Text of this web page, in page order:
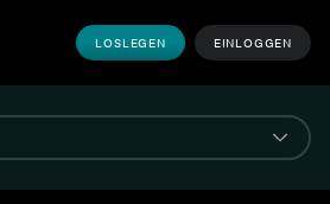
LOSLEGEN EINLOGGEN